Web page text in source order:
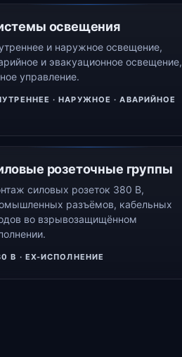
освещения
и наружное освещение,
и эвакуационное освещение,
управление.
· НАРУЖНОЕ · АВАРИЙНОЕ
розеточные группы
силовых розеток 380 В,
разъёмов, кабельных
во взрывозащищённом
В · EX-ИСПОЛНЕНИЕ